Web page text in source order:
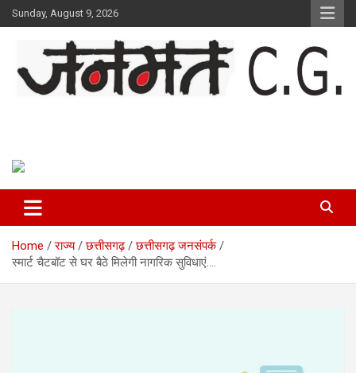
Skip
to
Sunday, August 9, 2026
Home राज्य छत्तीसगढ़
छत्तीसगढ़ जनसंपर्क
स्मार्ट चैटबॉट से घर बैठे मिलेगी नागरिक सुविधाएं….